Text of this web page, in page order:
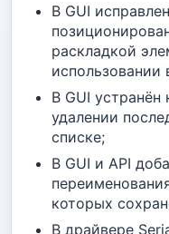
В GUI
раскладкой
использовании
В GUI
удалении
списке;
В GUI и API
которых
В драйвере